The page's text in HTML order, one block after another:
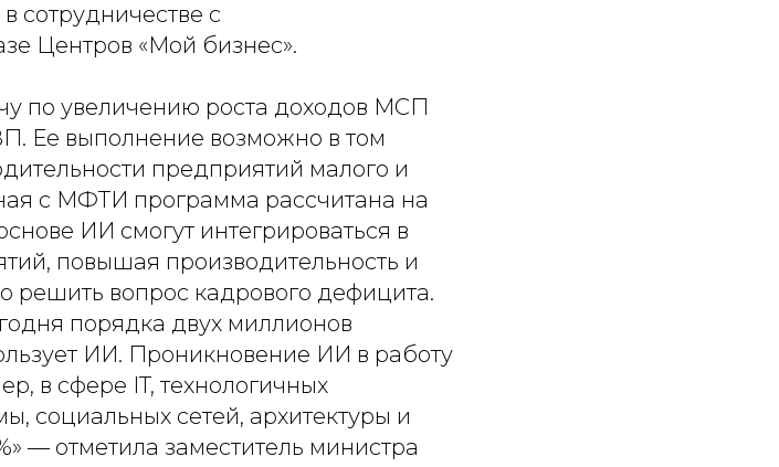
сотрудничестве с
Центров «Мой бизнес».
по увеличению роста доходов МСП
Ее выполнение возможно в том
предприятий малого и
с МФТИ программа рассчитана на
ИИ смогут интегрироваться в
повышая производительность и
решить вопрос кадрового дефицита.
порядка двух миллионов
ИИ. Проникновение ИИ в работу
в сфере IT, технологичных
социальных сетей, архитектуры и
— отметила заместитель министра